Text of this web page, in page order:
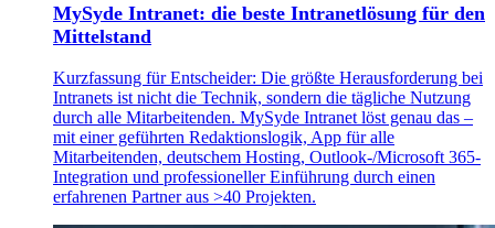
MySyde Intranet: die beste Intranetlösung für den
Mittelstand
Kurzfassung für Entscheider: Die größte Herausforderung bei
Intranets ist nicht die Technik, sondern die tägliche Nutzung
durch alle Mitarbeitenden. MySyde Intranet löst genau das –
mit einer geführten Redaktionslogik, App für alle
Mitarbeitenden, deutschem Hosting, Outlook-/Microsoft 365-
Integration und professioneller Einführung durch einen
erfahrenen Partner aus >40 Projekten.